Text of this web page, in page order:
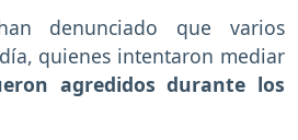
denunciado que varios
quienes intentaron mediar
agredidos durante los